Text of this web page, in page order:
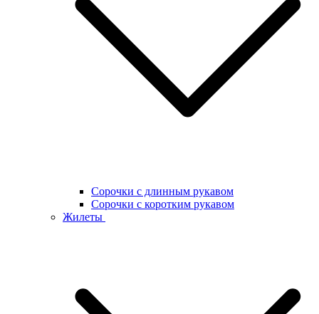
Сорочки с длинным рукавом
Сорочки с коротким рукавом
Жилеты